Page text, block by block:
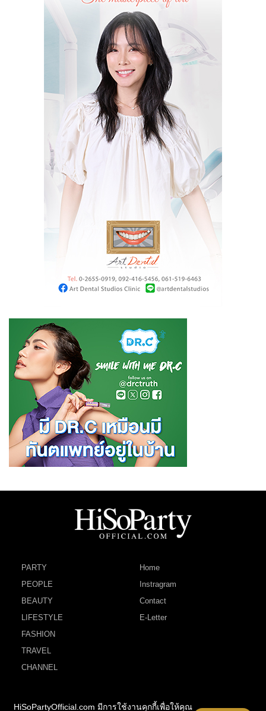
PARTY
PEOPLE
BEAUTY
LIFESTYLE
FASHION
TRAVEL
CHANNEL
Home
Instragram
Contact
E-Letter
HiSoPartyOfficial.com มีการใช้งานคุกกี้เพื่อให้คุณ